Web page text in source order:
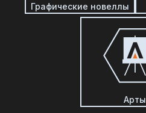
Графические новеллы
Арты